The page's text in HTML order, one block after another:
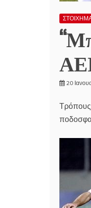
20
Τρόπους